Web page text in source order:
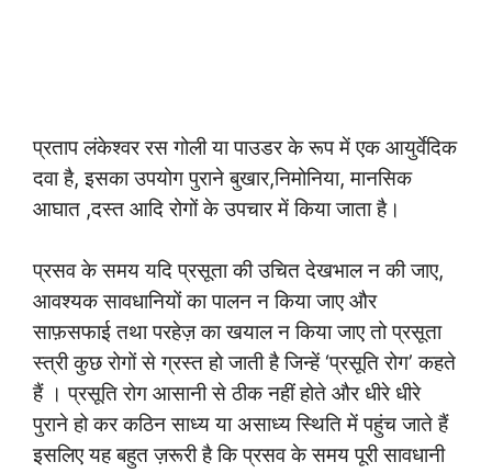
प्रताप लंकेश्वर रस गोली या पाउडर के रूप में एक आयुर्वेदिक
दवा है, इसका उपयोग पुराने बुखार,निमोनिया, मानसिक
आघात ,दस्त आदि रोगों के उपचार में किया जाता है।
प्रसव के समय यदि प्रसूता की उचित देखभाल न की जाए,
आवश्यक सावधानियों का पालन न किया जाए और
साफ़सफाई तथा परहेज़ का खयाल न किया जाए तो प्रसूता
स्त्री कुछ रोगों से ग्रस्त हो जाती है जिन्हें ‘प्रसूति रोग’ कहते
हैं । प्रसूति रोग आसानी से ठीक नहीं होते और धीरे धीरे
पुराने हो कर कठिन साध्य या असाध्य स्थिति में पहुंच जाते हैं
इसलिए यह बहुत ज़रूरी है कि प्रसव के समय पूरी सावधानी